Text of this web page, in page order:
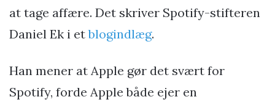
at tage affære. Det skriver Spotify-stifteren
Daniel Ek i etblogindlæg.
Han mener at Apple gør det svært for
Spotify, forde Apple både ejer en